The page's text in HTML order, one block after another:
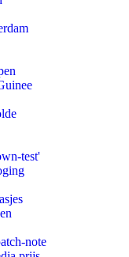
test'
note